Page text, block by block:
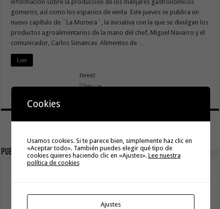
información sobre la producción de los manjares gastronómicos
gomeros, así como los espacios de venta Este jueves se publica un
nuevo capítulo de ´La Mortera`, la iniciativa con la que se divulgan los
productos agroalimentarios de la mano del chef, Miguel Navarro y el
comunicador, Carlos Simancas Alimentos de …
Leer
tweet
Publicidad
Cookies
Usamos cookies. Si te parece bien, simplemente haz clic en
«Aceptar todo». También puedes elegir qué tipo de
cookies quieres haciendo clic en «Ajustes». Lee nuestra
política de cookies
Ajustes